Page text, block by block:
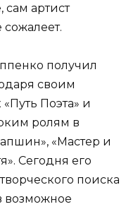
артист
получил
своим
Поэта» и
ролям в
«Мастер и
Сегодня его
поиска
возможное